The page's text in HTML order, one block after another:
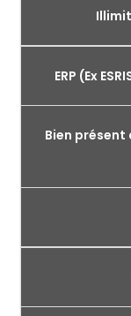
ERP (Ex
Bien présent